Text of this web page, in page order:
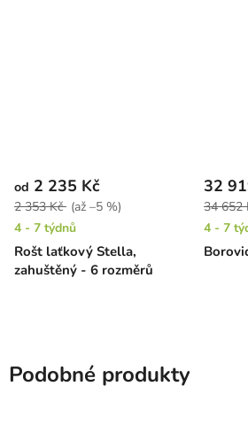
Rošt laťkový Stella,
zahuštěný - 6 rozměrů
od 2 235 Kč
2 353 Kč (až –5 %)
4 - 7 týdnů
32
34 652
4 - 7
Podobné produkty